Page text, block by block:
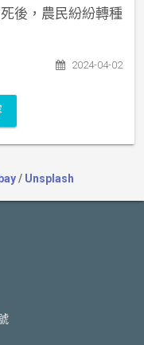
後，農民紛紛轉種
2024-04-02
/ Unsplash